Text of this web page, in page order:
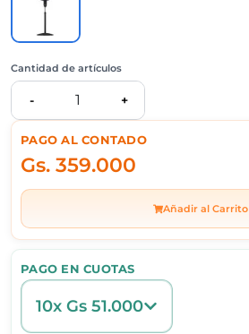
PAGO AL CONTADO
Gs. 359.000
Añadir al Carrito
PAGO EN CUOTAS
10x Gs 51.000
Cantidad de artículos
- 1 +